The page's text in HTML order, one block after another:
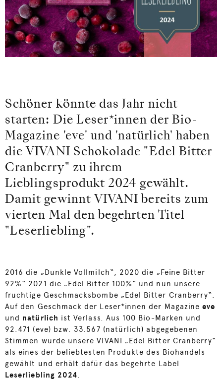
Schöner könnte das Jahr nicht
starten: Die Leser*innen der Bio-
Magazine 'eve' und 'natürlich' haben
die VIVANI Schokolade "Edel Bitter
Cranberry" zu ihrem
Lieblingsprodukt 2024 gewählt.
Damit gewinnt VIVANI bereits zum
vierten Mal den begehrten Titel
"Leserliebling".
2016 die „Dunkle Vollmilch“, 2020 die „Feine Bitter
92%“ 2021 die „Edel Bitter 100%“ und nun unsere
fruchtige Geschmacksbombe „Edel Bitter Cranberry“.
Auf den Geschmack der Leser*innen der Magazineeve
und natürlich ist Verlass. Aus 100 Bio-Marken und
92.471 (eve) bzw. 33.567 (natürlich) abgegebenen
Stimmen wurde unsere VIVANI „Edel Bitter Cranberry“
als eines der beliebtesten Produkte des Biohandels
gewählt und erhält dafür das begehrte Label
Leserliebling 2024.